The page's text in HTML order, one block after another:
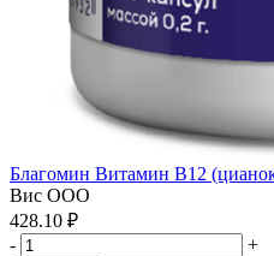
Благомин Витамин В12
Вис ООО
428.10 ₽
-
+